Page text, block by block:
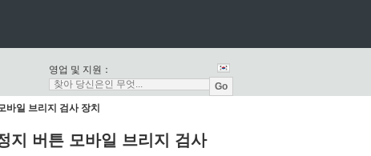
영업 및 지원：
Go
바일 브리지 검사 장치
지 버튼 모바일 브리지 검사